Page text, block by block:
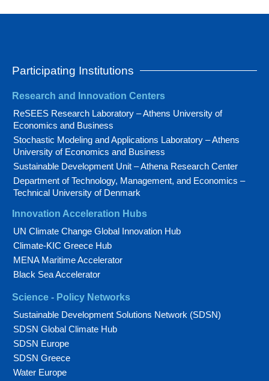
Participating Institutions
Research and Innovation Centers
ReSEES Research Laboratory – Athens University of
Economics and Business
Stochastic Modeling and Applications Laboratory – Athens
University of Economics and Business
Sustainable Development Unit – Athena Research Center
Department of Technology, Management, and Economics –
Technical University of Denmark
Innovation Acceleration Hubs
UN Climate Change Global Innovation Hub
Climate-KIC Greece Hub
MENA Maritime Accelerator
Black Sea Accelerator
Science - Policy Networks
Sustainable Development Solutions Network (SDSN)
SDSN Global Climate Hub
SDSN Europe
SDSN Greece
Water Europe